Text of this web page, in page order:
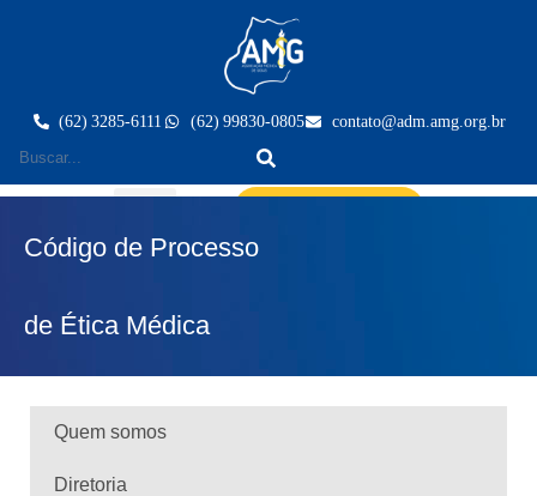
(62) 3285-6111 (62) 99830-0805 contato@adm.amg.org.br
Código de Processo
de Ética Médica
Quem somos
Diretoria